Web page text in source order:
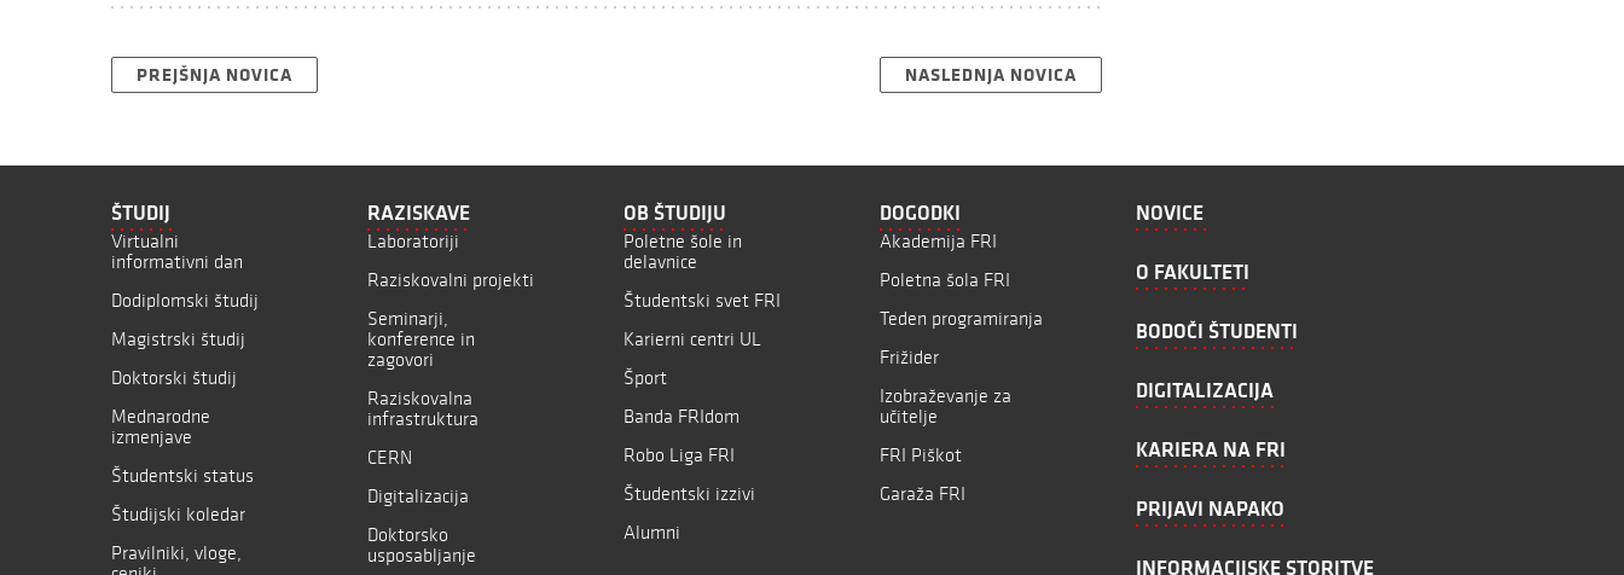
PREJŠNJA NOVICA NASLEDNJA NOVICA
ŠTUDIJ
Virtualni
informativni dan
Dodiplomski študij
Magistrski študij
Doktorski študij
Mednarodne
izmenjave
Študentski status
Študijski koledar
Pravilniki, vloge,
RAZISKAVE
Laboratoriji
Raziskovalni projekti
Seminarji,
konference in
zagovori
Raziskovalna
infrastruktura
CERN
Digitalizacija
Doktorsko
usposabljanje
OB ŠTUDIJU
Poletne šole in
delavnice
Študentski svet FRI
Karierni centri UL
Šport
Banda FRIdom
Robo Liga FRI
Študentski izzivi
Alumni
DOGODKI
Akademija FRI
Poletna šola FRI
Teden programiranja
Frižider
Izobraževanje za
učitelje
FRI Piškot
Garaža FRI
NOVICE
O FAKULTETI
BODOČI ŠTUDENTI
DIGITALIZACIJA
KARIERA NA FRI
PRIJAVI NAPAKO
INFORMACIJSKE STORITVE